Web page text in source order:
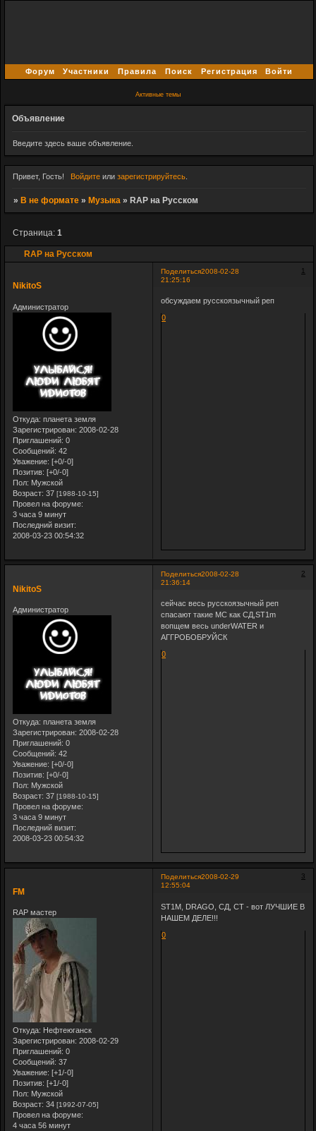
Форум Участники Правила Поиск Регистрация Войти
Активные темы
Объявление
Введите здесь ваше объявление.
Привет, Гость! Войдитеили зарегистрируйтесь.
»В не формате »Музыка »RAP на Русском
RAP на Русском
Страница:1
Поделиться 1
2008-02-28
21:25:16
NikitoS
Администратор
Откуда: планета земля
Зарегистрирован: 2008-02-28
Приглашений: 0
Сообщений: 42
Уважение: [+0/-0]
Позитив: [+0/-0]
Пол: Мужской
Возраст: 37 [1988-10-15]
Провел на форуме:
3 часа 9 минут
Последний визит:
2008-03-23 00:54:32
обсуждаем русскоязычный реп
0
Поделиться 2
2008-02-28
21:36:14
NikitoS
Администратор
Откуда: планета земля
Зарегистрирован: 2008-02-28
Приглашений: 0
Сообщений: 42
Уважение: [+0/-0]
Позитив: [+0/-0]
Пол: Мужской
Возраст: 37 [1988-10-15]
Провел на форуме:
3 часа 9 минут
Последний визит:
2008-03-23 00:54:32
сейчас весь русскоязычный реп
спасают такие МС как СД,ST1m
вопщем весь underWATER и
АГГРОБОБРУЙСК
0
Поделиться 3
2008-02-29
12:55:04
FM
RAP мастер
Откуда: Нефтеюганск
Зарегистрирован: 2008-02-29
Приглашений: 0
Сообщений: 37
Уважение: [+1/-0]
Позитив: [+1/-0]
Пол: Мужской
Возраст: 34 [1992-07-05]
Провел на форуме:
4 часа 56 минут
ST1M, DRAGO, СД, СТ - вот ЛУЧШИЕ В
НАШЕМ ДЕЛЕ!!!
0